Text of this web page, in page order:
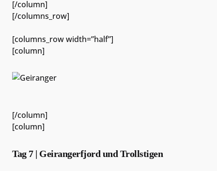
[/column]
[/columns_row]
[columns_row width=”half”]
[column]
[/column]
[column]
Tag 7 | Geirangerfjord und Trollstigen